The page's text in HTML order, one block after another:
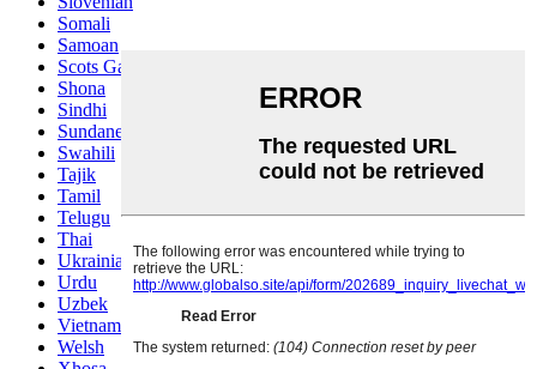
Somali
Samoan
Scots Gaelic
Shona
Sindhi
Sundanese
Swahili
Tajik
Tamil
Telugu
Thai
Ukrainian
Urdu
Uzbek
Vietnamese
Welsh